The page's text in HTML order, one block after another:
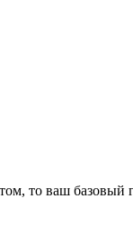
то ваш базовый